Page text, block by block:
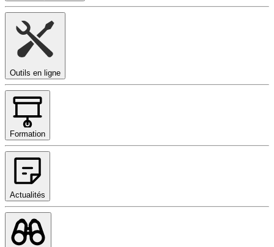
Outils en ligne
Formation
Actualités